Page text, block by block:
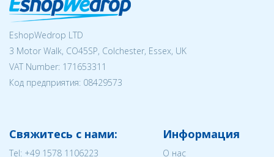
EshopWedrop LTD
3 Motor Walk, CO45SP, Colchester, Essex, UK
VAT Number: 171653311
Код предприятия: 08429573
Свяжитесь с нами:
Tel: +49 1578 1106223
Информация
О нас